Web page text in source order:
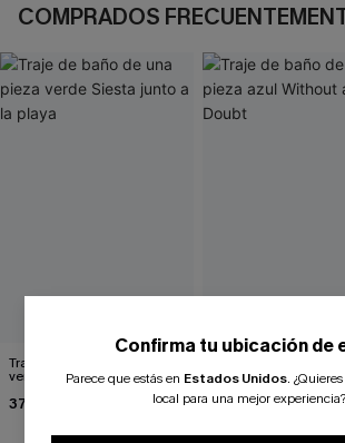
COMPRADOS
Traje de baño de una pieza
verde Siesta junto a la playa
37,00 €
azul Without a Doubt
42,00 €
Confirma tu ubicación de
Parece que estás en Estados Unidos.
local para una mejor experiencia?